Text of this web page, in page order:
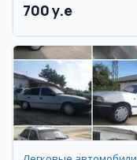
700 y.e